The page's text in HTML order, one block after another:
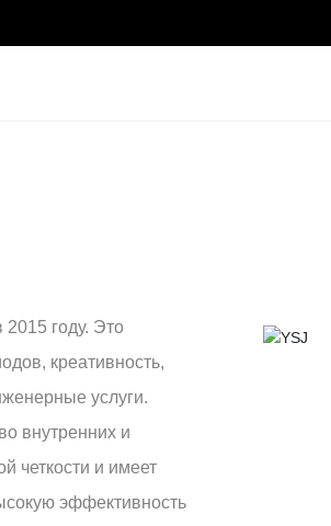
году. Это
креативность,
услуги.
внутренних и
четкости и имеет
эффективность